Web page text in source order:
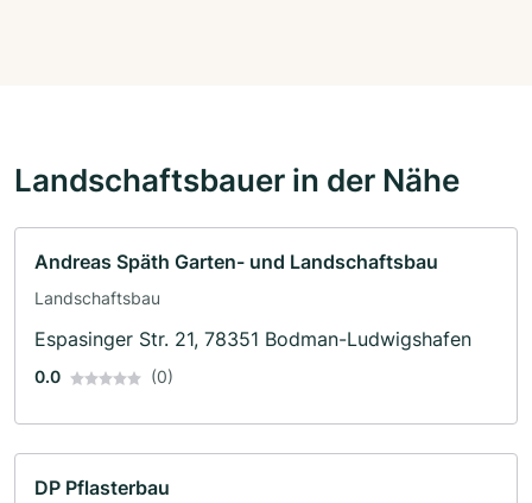
Landschaftsbauer in der Nähe
Andreas Späth Garten- und Landschaftsbau
Landschaftsbau
Espasinger Str. 21, 78351 Bodman-Ludwigshafen
0.0 (0)
DP Pflasterbau